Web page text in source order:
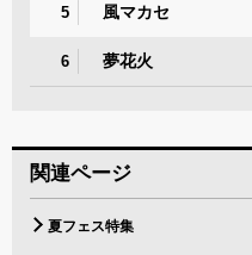
5 風マカセ
6 夢花火
関連ページ
夏フェス特集